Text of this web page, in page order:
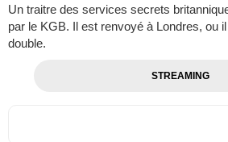
Un traitre des services secrets
par le KGB. Il est renvoyé à Londres, ou
double.
STREAMING